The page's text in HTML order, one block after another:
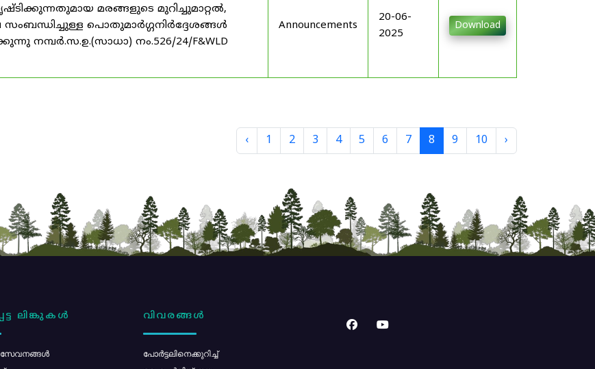
മരങ്ങളുടെ മുറിച്ചുമാറ്റൽ,
പൊതുമാർഗ്ഗനിർദ്ദേശങ്ങൾ
നമ്പർ.സ.ഉ.(സാധാ) നം.526/24/F&WLD
Announcements
20-06-
2025
Download
‹ 1 2 3 4 5 6 7 8 9 10 ›
ലിങ്കുകൾ വിവരങ്ങൾ
പോര്‍ട്ടലിനെക്കുറിച്ച്